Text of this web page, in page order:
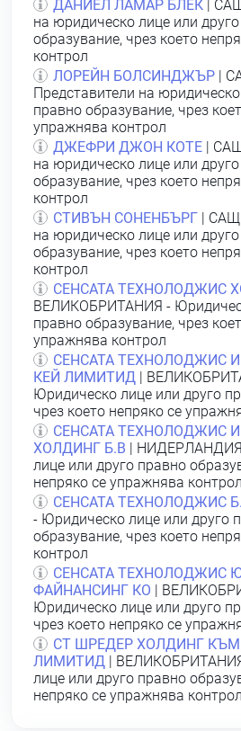
ДАНИЕЛ ЛАМАР БЛЕК |
на юридическо лице или
образувание, чрез което
контрол
ЛОРЕЙН БОЛСИНДЖЪР |
Представители на
правно образувание, чрез
упражнява контрол
ДЖЕФРИ ДЖОН КОТЕ |
на юридическо лице или
образувание, чрез което
контрол
СТИВЪН СОНЕНБЪРГ | САЩ
на юридическо лице или
образувание, чрез което
контрол
СЕНСАТА ТЕХНОЛОДЖИС
ВЕЛИКОБРИТАНИЯ -
правно образувание, чрез
упражнява контрол
СЕНСАТА ТЕХНОЛОДЖИС
КЕЙ ЛИМИТИД |
Юридическо лице или друго
чрез което непряко се
СЕНСАТА ТЕХНОЛОДЖИС
ХОЛДИНГ Б.В |
лице или друго правно
непряко се упражнява контрол
СЕНСАТА ТЕХНОЛОДЖИС
- Юридическо лице или друго
образувание, чрез което
контрол
СЕНСАТА ТЕХНОЛОДЖИС
ФАЙНАНСИНГ КО |
Юридическо лице или друго
чрез което непряко се
СТ ШРЕДЕР ХОЛДИНГ
ЛИМИТИД |
лице или друго правно
непряко се упражнява контрол